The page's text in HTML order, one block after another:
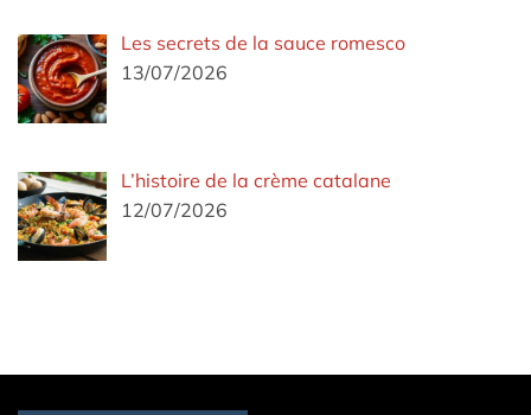
Les secrets de la sauce romesco
13/07/2026
L’histoire de la crème catalane
12/07/2026